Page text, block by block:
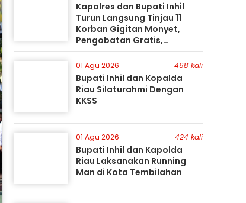
Kapolres dan Bupati Inhil
Turun Langsung Tinjau 11
Korban Gigitan Monyet,
Pengobatan Gratis,
Perburuan Terus Berlanjut
01 Agu 2026 468 kali
Bupati Inhil dan Kopalda
Riau Silaturahmi Dengan
KKSS
01 Agu 2026 424 kali
Bupati Inhil dan Kapolda
Riau Laksanakan Running
Man di Kota Tembilahan